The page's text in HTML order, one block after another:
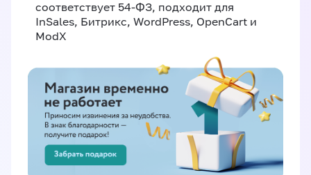
соответствует 54-ФЗ, подходит для
InSales, Битрикс, WordPress, OpenCart и
ModX